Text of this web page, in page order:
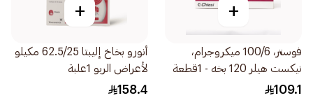
+
فوستر، 100/6 ميكروجرام،
نيكست هيلر 120 بخه - 1قطعة
109.1
+
أنورو بخاخ إليبتا 62.5/25 مكيلو
لأعراض الربو 1علبة
158.4